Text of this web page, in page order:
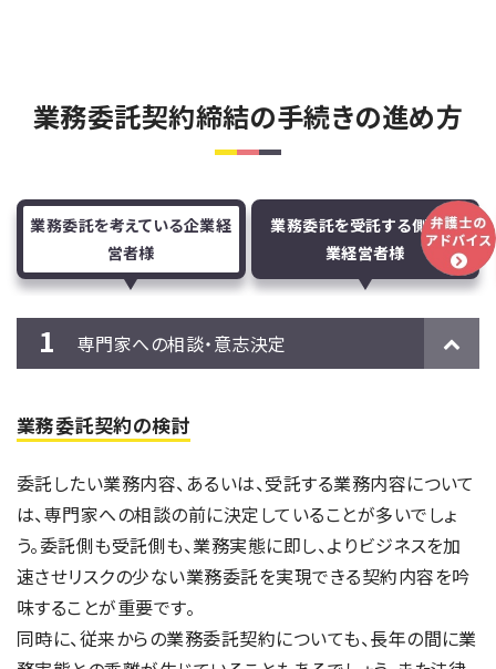
業務委託契約締結の手続きの進め方
業務委託を考えている企業経
営者様
業務委託を受託する側の企
業経営者様
専門家への相談・意志決定
業務委託契約の検討
委託したい業務内容、あるいは、受託する業務内容について
は、専門家への相談の前に決定していることが多いでしょ
う。委託側も受託側も、業務実態に即し、よりビジネスを加
速させリスクの少ない業務委託を実現できる契約内容を吟
味することが重要です。
同時に、従来からの業務委託契約についても、長年の間に業